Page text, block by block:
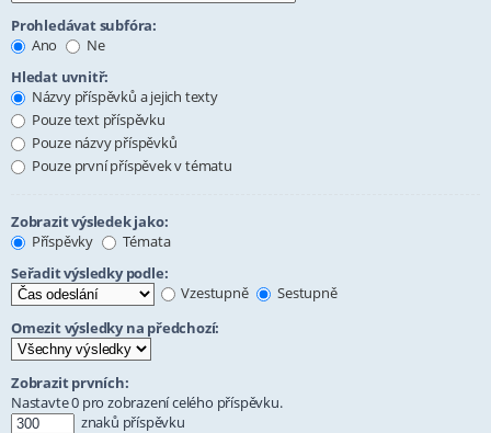
Prohledávat subfóra:
Ano
Ne
Hledat uvnitř:
Názvy příspěvků a jejich texty
Pouze text příspěvku
Pouze názvy příspěvků
Pouze první příspěvek v tématu
Zobrazit výsledek jako:
Příspěvky
Témata
Seřadit výsledky podle:
Vzestupně
Sestupně
Omezit výsledky na předchozí:
Zobrazit prvních:
Nastavte 0 pro zobrazení celého příspěvku.
znaků příspěvku